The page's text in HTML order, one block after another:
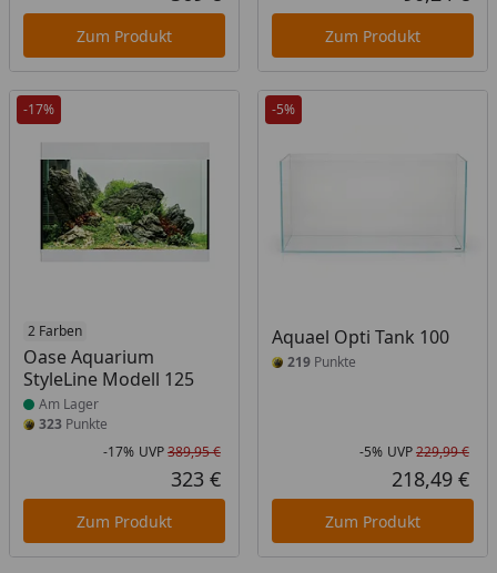
Aktueller Preis
Zum Produkt Zum Produkt
-17%
2 Farben
Oase Aquarium
StyleLine Modell 125
Produkt am Lager
Am Lager
323 Punkte
Rabatt in Prozent
-17%
Ursprünglicher Preis
UVP389,95 €
Aktueller Preis
323 €
Zum Produkt
-5%
Aquael Opti Tank 100
219Punkte
-5% UVP229,99 €
218,49 €
Zum Produkt